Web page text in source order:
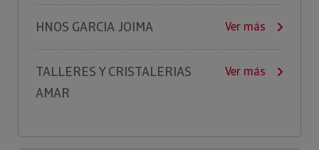
HNOS GARCIA JOIMA Ver más
TALLERES Y CRISTALERIAS
AMAR
Ver más